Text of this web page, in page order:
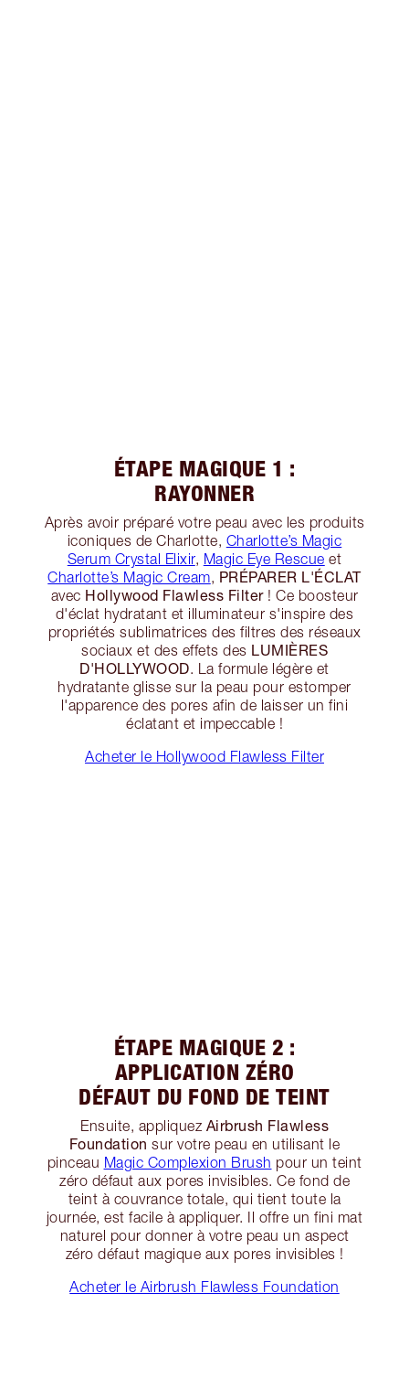
ÉTAPE MAGIQUE 1 :
RAYONNER
Après avoir préparé votre peau avec les produits
iconiques de Charlotte, Charlotte’s Magic
Serum Crystal Elixir, Magic Eye Rescue et
Charlotte’s Magic Cream, PRÉPARER L'ÉCLAT
avec Hollywood Flawless Filter! Ce boosteur
d'éclat hydratant et illuminateur s'inspire des
propriétés sublimatrices des filtres des réseaux
sociaux et des effets des LUMIÈRES
D'HOLLYWOOD. La formule légère et
hydratante glisse sur la peau pour estomper
l'apparence des pores afin de laisser un fini
éclatant et impeccable !
Acheter le Hollywood Flawless Filter
ÉTAPE MAGIQUE 2 :
APPLICATION ZÉRO
DÉFAUT DU FOND DE TEINT
Ensuite, appliquez Airbrush Flawless
Foundation sur votre peau en utilisant le
pinceau Magic Complexion Brush pour un teint
zéro défaut aux pores invisibles. Ce fond de
teint à couvrance totale, qui tient toute la
journée, est facile à appliquer. Il offre un fini mat
naturel pour donner à votre peau un aspect
zéro défaut magique aux pores invisibles !
Acheter le Airbrush Flawless Foundation